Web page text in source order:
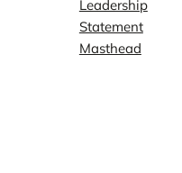
Leadership
Statement
Masthead